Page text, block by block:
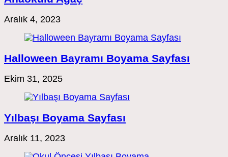
Aralık 4, 2023
Halloween Bayramı Boyama Sayfası
Ekim 31, 2025
Yılbaşı Boyama Sayfası
Aralık 11, 2023